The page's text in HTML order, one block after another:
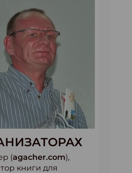
(agacher.com),
книги для